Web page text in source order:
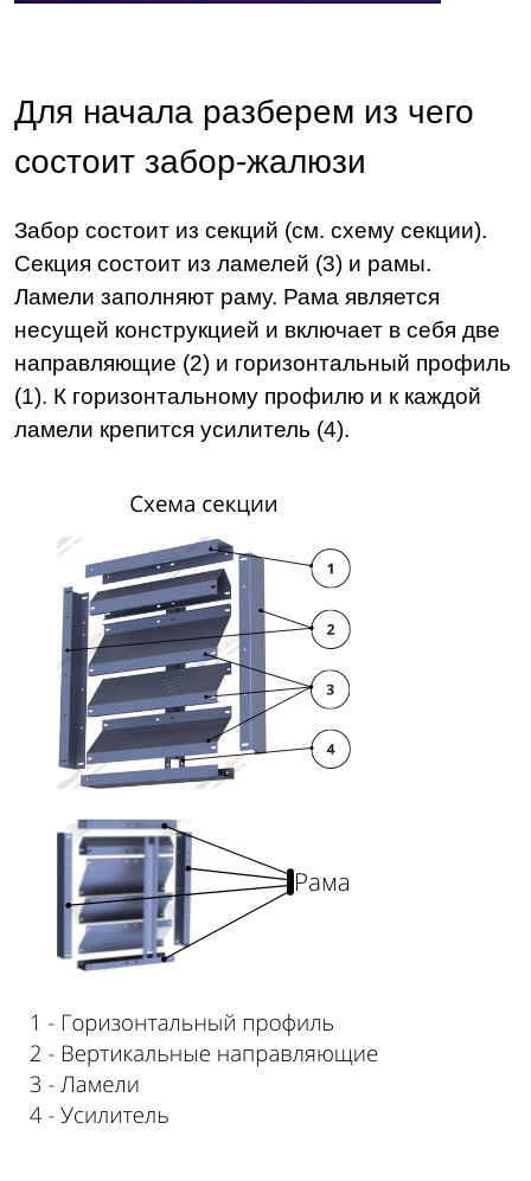
Для начала разберем из чего
состоит забор-жалюзи
Забор состоит из секций (см. схему секции).
Секция состоит из ламелей (3) и рамы.
Ламели заполняют раму. Рама является
несущей конструкцией и включает в себя две
направляющие (2) и горизонтальный профиль
(1). К горизонтальному профилю и к каждой
ламели крепится усилитель (4).